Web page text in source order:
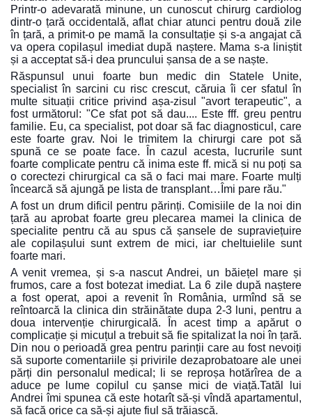
Printr-o adevarată minune, un cunoscut chirurg cardiolog
dintr-o țară occidentală, aflat chiar atunci pentru două zile
în țară, a primit-o pe mamă la consultație și s-a angajat că
va opera copilașul imediat după naștere. Mama s-a liniștit
și a acceptat să-i dea pruncului șansa de a se naște.
Răspunsul unui foarte bun medic din Statele Unite,
specialist în sarcini cu risc crescut, căruia îi cer sfatul în
multe situații critice privind așa-zisul "avort terapeutic", a
fost următorul: "Ce sfat pot să dau.... Este fff. greu pentru
familie. Eu, ca specialist, pot doar să fac diagnosticul, care
este foarte grav. Noi le trimitem la chirurgi care pot să
spună ce se poate face. În cazul acesta, lucrurile sunt
foarte complicate pentru că inima este ff. mică si nu poți sa
o corectezi chirurgical ca să o faci mai mare. Foarte mulți
încearcă să ajungă pe lista de transplant…Îmi pare rău."
A fost un drum dificil pentru părinți. Comisiile de la noi din
țară au aprobat foarte greu plecarea mamei la clinica de
specialite pentru că au spus că șansele de supraviețuire
ale copilașului sunt extrem de mici, iar cheltuielile sunt
foarte mari.
A venit vremea, și s-a nascut Andrei, un băiețel mare și
frumos, care a fost botezat imediat. La 6 zile după naștere
a fost operat, apoi a revenit în România, urmînd să se
reîntoarcă la clinica din străinătate dupa 2-3 luni, pentru a
doua intervenție chirurgicală. În acest timp a apărut o
complicație și micuțul a trebuit să fie spitalizat la noi în țară.
Din nou o perioadă grea pentru parinții care au fost nevoiți
să suporte comentariile și privirile dezaprobatoare ale unei
părți din personalul medical; li se reproșa hotărîrea de a
aduce pe lume copilul cu șanse mici de viață.Tatăl lui
Andrei îmi spunea că este hotarît să-și vîndă apartamentul,
să facă orice ca să-și ajute fiul să trăiască.